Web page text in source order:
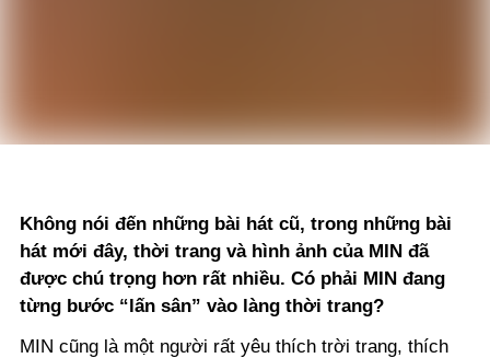
Không nói đến những bài hát cũ, trong những bài
hát mới đây, thời trang và hình ảnh của MIN đã
được chú trọng hơn rất nhiều. Có phải MIN đang
từng bước “lấn sân” vào làng thời trang?
MIN cũng là một người rất yêu thích trời trang, thích